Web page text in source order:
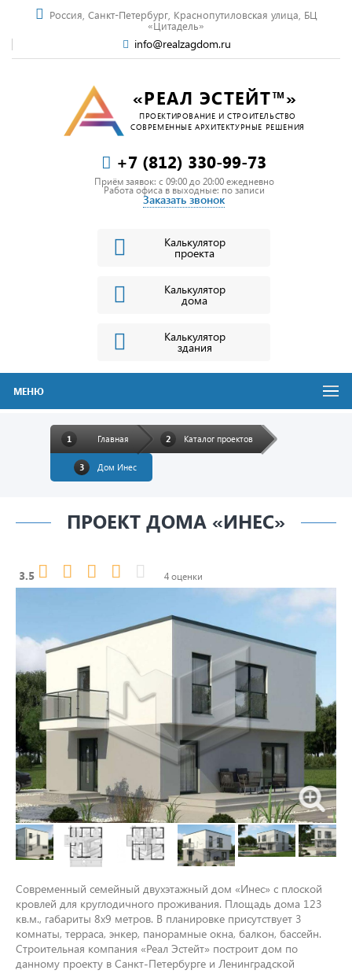
Россия, Санкт-Петербург, Краснопутиловская улица, БЦ
«Цитадель»
info@realzagdom.ru
«РЕАЛ ЭСТЕЙТ™»
ПРОЕКТИРОВАНИЕ И СТРОИТЕЛЬСТВО
СОВРЕМЕННЫЕ АРХИТЕКТУРНЫЕ РЕШЕНИЯ
+7 (812) 330-99-73
Приём заявок: c 09:00 до 20:00 ежедневно
Работа офиса в выходные: по записи
Заказать звонок
Калькулятор
проекта
Калькулятор
дома
Калькулятор
здания
МЕНЮ
Главная Каталог проектов
Дом Инес
ПРОЕКТ ДОМА «ИНЕС»
3.5 4 оценки
Современный семейный двухэтажный дом «Инес» с плоской
кровлей для круглодичного проживания. Площадь дома 123
кв.м., габариты 8x9 метров. В планировке присутствует 3
комнаты, терраса, энкер, панорамные окна, балкон, бассейн.
Строительная компания «Реал Эстейт» построит дом по
данному проекту в Санкт-Петербурге и Ленинградской